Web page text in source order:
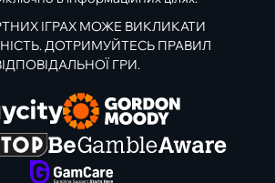
ІГРАХ МОЖЕ ВИКЛИКАТИ
ДОТРИМУЙТЕСЬ ПРАВИЛ
ГРИ.